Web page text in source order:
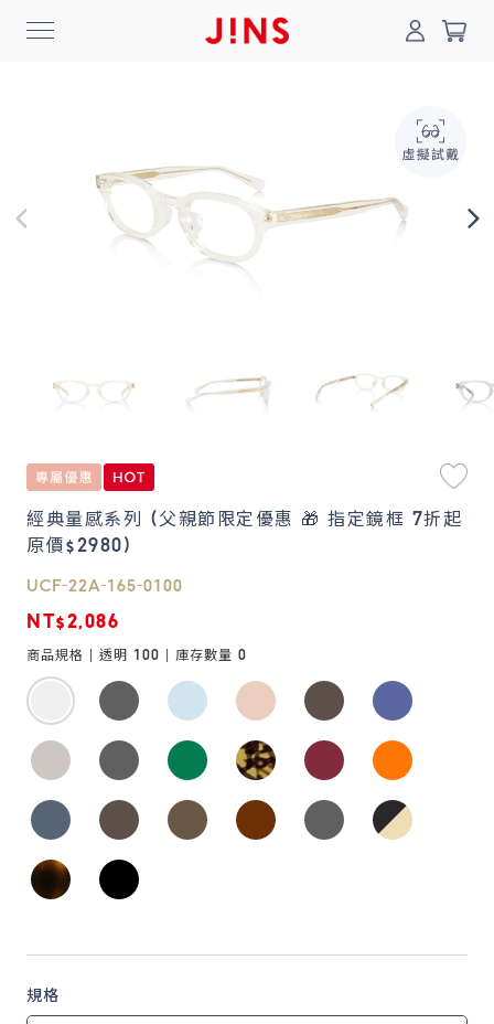
登入/註冊 門市一覽
Collection
Online Shop
鏡片說明
Lens
常見問題
FAQ
0
經典量感系列 (父親節限定優惠 🎁 指定鏡框 7折起
原價$2980)
UCF-22A-165-0100
NT$2,086
商品規格 | 透明 100 | 庫存數量 0
規格